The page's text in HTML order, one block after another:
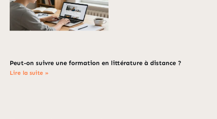
Peut-on suivre une formation en littérature à distance ?
Lire la suite »